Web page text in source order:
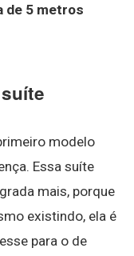
de 5 metros
modelo
Essa suíte
mais, porque
existindo, ela é
para o de